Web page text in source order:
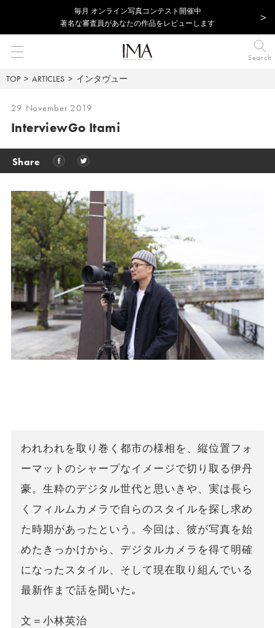
毎⽉ オンライン写真コンテスト開催中
著名な審査員があなたの作品をレビューします
Search
TOP ARTICLES インタヴュー
29 November 2019
InterviewGo Itami
Share
われわれを取り巻く都市の様相を、縦位置フォ
ーマットのシャープなイメージで切り取る伊丹
豪。生粋のデジタル世代と思いきや、実は長ら
くフィルムカメラで自らのスタイルを探し求め
た時期があったという。今回は、彼が写真を始
めたきっかけから、デジタルカメラを得て明確
になったスタイル、そして現在取り組んでいる
最新作まで話を聞いた｡
文＝小林英治